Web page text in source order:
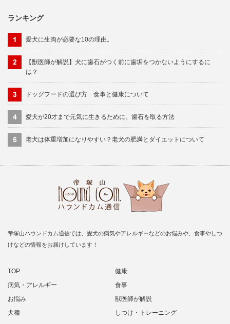
ランキング
愛犬に生肉が必要な10の理由。
【獣医師が解説】犬に歯石がつく前に歯垢をつかないようにするに
は？
ドッグフードの選び方 食事と健康について
愛犬が20才まで元気に生きるために。歯石を取る方法
老犬は体重増加になりやすい？老犬の肥満とダイエットについて
帝塚山ハウンドカム通信では、愛犬の病気やアレルギーなどのお悩みや、食事やしつ
けなどの情報をお届けしています！
TOP
健康
病気・アレルギー
食事
お悩み
獣医師が解説
犬種
しつけ・トレーニング